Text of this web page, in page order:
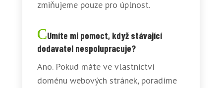
zmiňujeme pouze pro úplnost.
Umíte mi pomoct, když stávající
dodavatel nespolupracuje?
Ano. Pokud máte ve vlastnictví
doménu webových stránek, poradíme